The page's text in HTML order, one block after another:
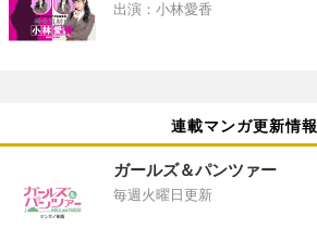
出演：小林愛香
連載マンガ更新情報
ガールズ＆パンツァー
毎週火曜日更新